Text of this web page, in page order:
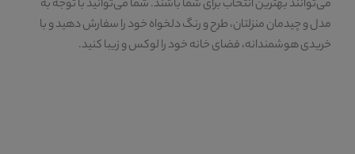
می‌توانند بهترین انتخاب برای شما باشند. شما می‌توانید با توجه به
مدل و چیدمان منزلتان، طرح و رنگ دلخواه خود را سفارش دهید و با
خریدی هوشمندانه، فضای خانه خود را لوکس و زیبا کنید.